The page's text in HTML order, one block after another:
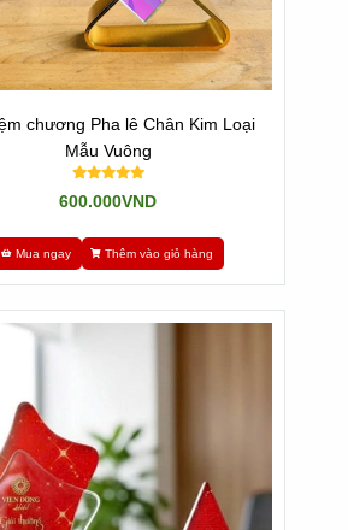
và gắn kết với những người
có sản phẩm đẹp, mà đừng
chương Pha lê Chân Kim Loại
Mẫu Vuông
600.000VND
Mua ngay Thêm vào giỏ hàng